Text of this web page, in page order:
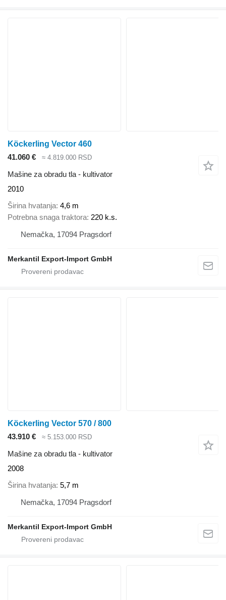
Köckerling Vector 460
41.060 €
≈ 4.819.000 RSD
Mašine za obradu tla - kultivator
2010
Širina hvatanja 4,6 m
Potrebna snaga traktora 220 k.s.
Nemačka, 17094 Pragsdorf
Merkantil Export-Import GmbH
Köckerling Vector 570 / 800
43.910 €
≈ 5.153.000 RSD
Mašine za obradu tla - kultivator
2008
Širina hvatanja 5,7 m
Nemačka, 17094 Pragsdorf
Merkantil Export-Import GmbH